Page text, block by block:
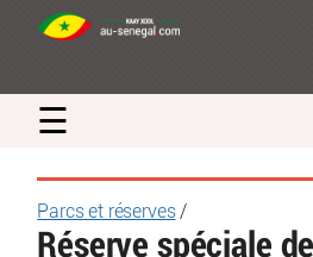
☰
Parcs et réserves/
Réserve spéciale